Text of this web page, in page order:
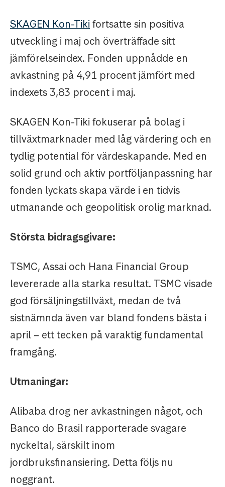
SKAGEN Kon-Tiki fortsatte sin positiva
utveckling i maj och överträffade sitt
jämförelseindex. Fonden uppnådde en
avkastning på 4,91 procent jämfört med
indexets 3,83 procent i maj.
SKAGEN Kon-Tiki fokuserar på bolag i
tillväxtmarknader med låg värdering och en
tydlig potential för värdeskapande. Med en
solid grund och aktiv portföljanpassning har
fonden lyckats skapa värde i en tidvis
utmanande och geopolitisk orolig marknad.
Största bidragsgivare:
TSMC, Assai och Hana Financial Group
levererade alla starka resultat. TSMC visade
god försäljningstillväxt, medan de två
sistnämnda även var bland fondens bästa i
april – ett tecken på varaktig fundamental
framgång.
Utmaningar:
Alibaba drog ner avkastningen något, och
Banco do Brasil rapporterade svagare
nyckeltal, särskilt inom
jordbruksfinansiering. Detta följs nu
noggrant.